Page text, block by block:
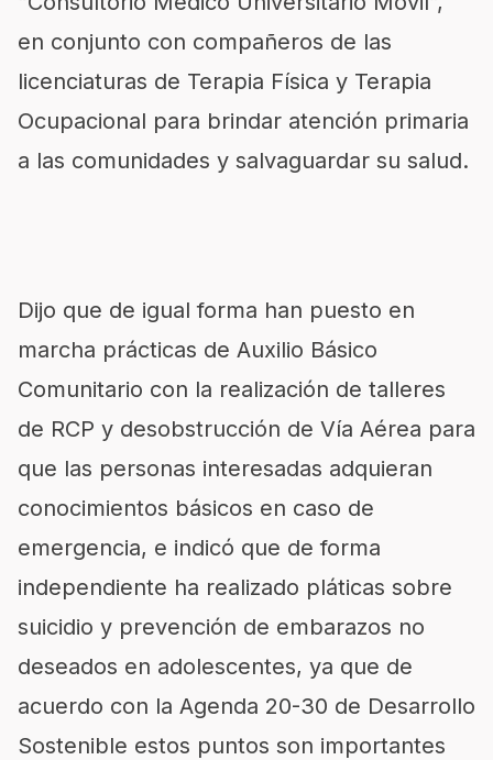
en conjunto con compañeros de las
licenciaturas de Terapia Física y Terapia
Ocupacional para brindar atención primaria
a las comunidades y salvaguardar su salud.
Dijo que de igual forma han puesto en
marcha prácticas de Auxilio Básico
Comunitario con la realización de talleres
de RCP y desobstrucción de Vía Aérea para
que las personas interesadas adquieran
conocimientos básicos en caso de
emergencia, e indicó que de forma
independiente ha realizado pláticas sobre
suicidio y prevención de embarazos no
deseados en adolescentes, ya que de
acuerdo con la Agenda 20-30 de Desarrollo
Sostenible estos puntos son importantes